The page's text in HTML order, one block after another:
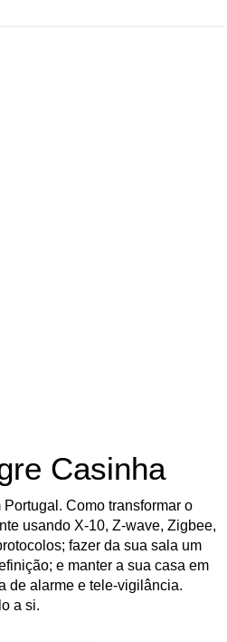
Casinha
Como transformar o
usando X-10, Z-wave, Zigbee,
fazer da sua sala um
e manter a sua casa em
de alarme e tele-vigilância.
a si.